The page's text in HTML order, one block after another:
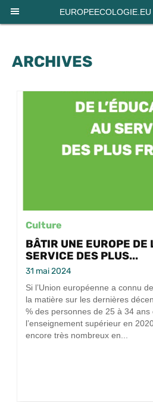
EUROPEECOLOGIE.EU
ARCHIVES
Culture
BÂTIR UNE EUROPE DE
SERVICE DES PLUS...
31 mai 2024
Si l’Union européenne a connu
la matière sur les dernières
% des personnes de 25 à 34 ans
l’enseignement supérieur en
encore très nombreux en...